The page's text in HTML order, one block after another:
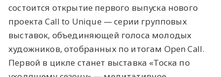
состоится открытие первого выпуска нового
проекта Call to Unique — серии групповых
выставок, объединяющей голоса молодых
художников, отобранных по итогам Open Call.
Первой в цикле станет выставка «Тоска по